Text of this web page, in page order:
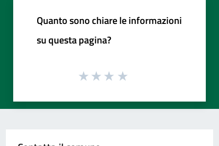
Quanto sono chiare le informazioni
su questa pagina?